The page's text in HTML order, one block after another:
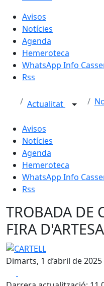
Avisos
Notícies
Agenda
Hemeroteca
WhatsApp Info
Rss
Actualitat
Avisos
Notícies
Agenda
Hemeroteca
WhatsApp Info
Rss
TROBADA DE
FIRA
CARTELL
Dimarts, 1 d’abril de 2025